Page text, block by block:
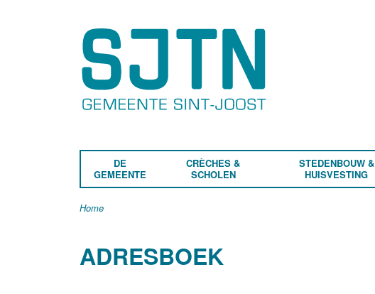
DE
GEMEENTE
CRÈCHES &
SCHOLEN
STEDENBOUW &
HUISVESTING
Home
ADRESBOEK